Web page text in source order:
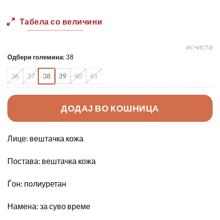
790,00 ден.
Табела со величини
Одбери големина:38
36 37 38 39 40 41
ИСЧИСТИ
ДОДАЈ ВО КОШНИЦА
Лице: вештачка кожа
Постава: вештачка кожа
Ѓон: полиуретан
Намена: за суво време